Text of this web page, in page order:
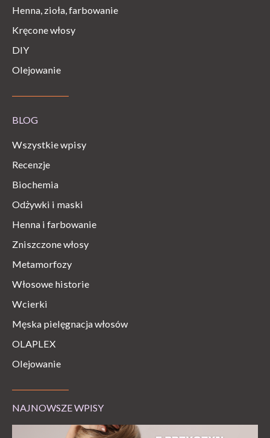
Henna, zioła, farbowanie
Kręcone włosy
DIY
Olejowanie
BLOG
Wszystkie wpisy
Recenzje
Biochemia
Odżywki i maski
Henna i farbowanie
Zniszczone włosy
Metamorfozy
Włosowe historie
Wcierki
Męska pielęgnacja włosów
OLAPLEX
Olejowanie
NAJNOWSZE WPISY